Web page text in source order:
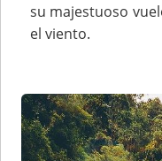
su majestuoso
el viento.